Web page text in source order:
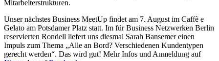
Mitarbeiterstrukturen.
Unser nächstes Business MeetUp findet am 7. August im Caffè e
Gelato am Potsdamer Platz statt. Im für Business Netzwerken Berlin
reservierten Rondell liefert uns diesmal Sarah Bansemer einen
Impuls zum Thema „Alle an Bord? Verschiedenen Kundentypen
gerecht werden“. Das wird gut! Mehr Infos und Anmeldung auf